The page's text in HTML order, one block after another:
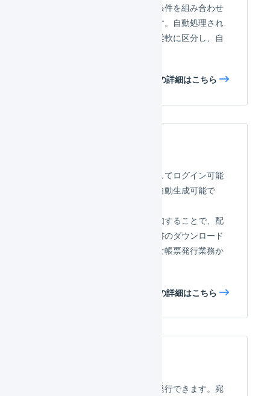
確認待ちへの変更は、自由に条件を組み合わせ
て自動的に行うことができます。自動処理され
る受注と、そうでない受注を柔軟に区分し、自
確認待ちの詳細はこちら
受注コードと購入者名を使用してログイン可能
なマイページを、受注ごとに自動生成可能で
マイページのURLを顧客に通知することで、配
送状況の確認、領収書や納品書のダウンロード
を顧客自身で可能です。面倒な帳票発行業務か
マイページの詳細はこちら
受注情報をもとに、領収書を発行できます。宛